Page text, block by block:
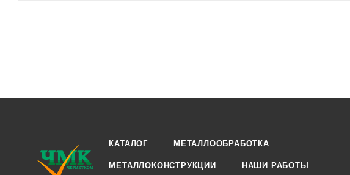
КАТАЛОГ МЕТАЛЛООБРАБОТКА
МЕТАЛЛОКОНСТРУКЦИИ НАШИ РАБОТЫ